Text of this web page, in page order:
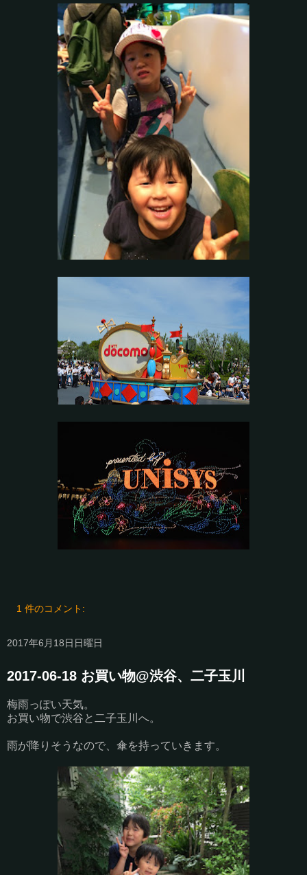
1 件のコメント:
2017年6月18日日曜日
2017-06-18 お買い物@渋谷、二子玉川
梅雨っぽい天気。
お買い物で渋谷と二子玉川へ。
雨が降りそうなので、傘を持っていきます。